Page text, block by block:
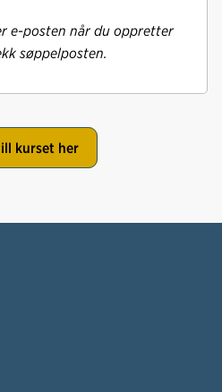
e-posten når du oppretter
søppelposten.
kurset her